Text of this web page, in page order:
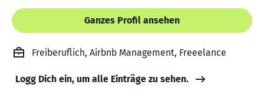
Ganzes Profil ansehen
Freiberuflich, Airbnb Management, Freeelance
Logg Dich ein, um alle Einträge zu sehen.